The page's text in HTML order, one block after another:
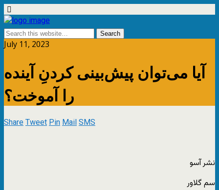
July 11, 2023
آیا می‌توان پیش‌بینی کردنِ آینده
را آموخت؟
ShareTweetPinMailSMS
نشر آسو
سم گلاور